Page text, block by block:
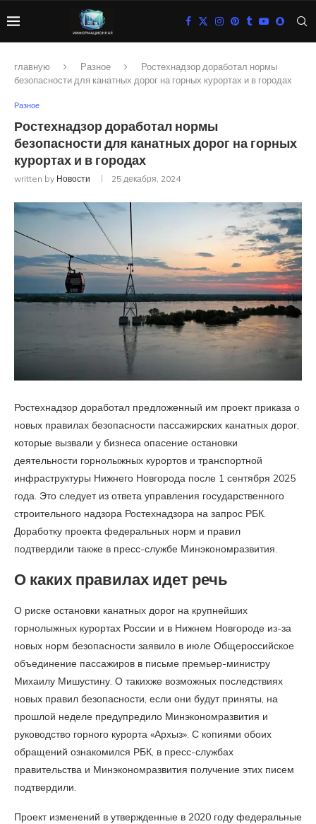
главную Разное
Ростехнадзор доработал нормы
безопасности для канатных дорог на горных курортах и в городах
Разное
Ростехнадзор доработал нормы
безопасности для канатных дорог на горных
курортах и в городах
written by Новости 25 декабря, 2024
Ростехнадзор доработал предложенный им проект приказа о
новых правилах безопасности пассажирских канатных дорог,
которые вызвали у бизнеса опасение остановки
деятельности горнолыжных курортов и транспортной
инфраструктуры Нижнего Новгорода после 1 сентября 2025
года. Это следует из ответа управления государственного
строительного надзора Ростехнадзора на запрос РБК.
Доработку проекта федеральных норм и правил
подтвердили также в пресс-службе Минэкономразвития.
О каких правилах идет речь
О риске остановки канатных дорог на крупнейших
горнолыжных курортах России и в Нижнем Новгороде из-за
новых норм безопасности заявило в июле Общероссийское
объединение пассажиров в письме премьер-министру
Михаилу Мишустину. О такихже возможных последствиях
новых правил безопасности, если они будут приняты, на
прошлой неделе предупредило Минэкономразвития и
руководство горного курорта «Архыз». С копиями обоих
обращений ознакомился РБК, в пресс-службах
правительства и Минэкономразвития получение этих писем
подтвердили.
Проект изменений в утвержденные в 2020 году федеральные